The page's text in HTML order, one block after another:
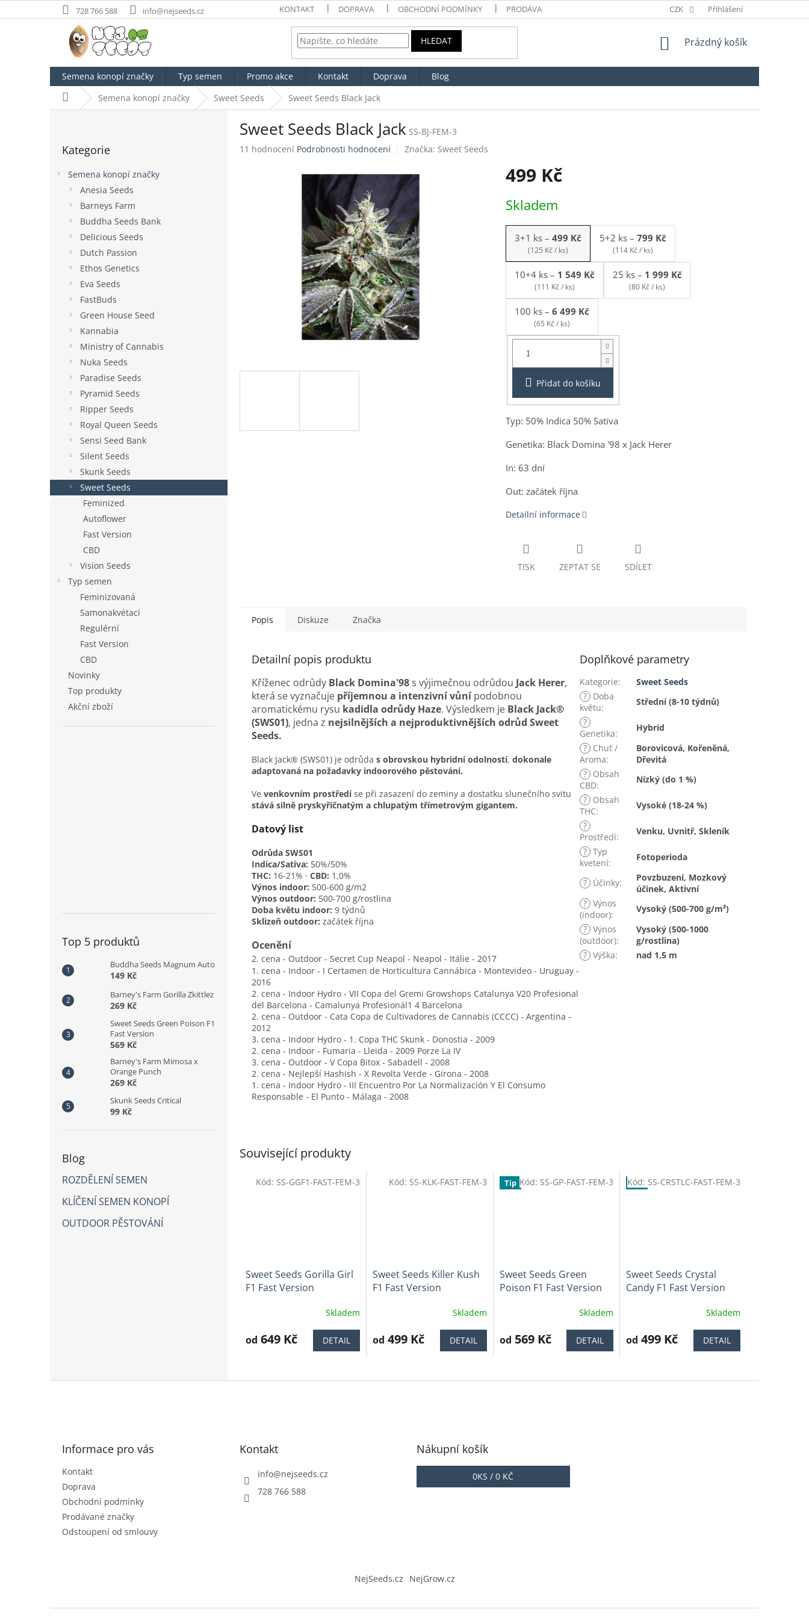
na
728 766 588 info@nejseeds.cz KONTAKT DOPRAVA OBCHODNÍ PODMÍNKY PRODÁVANÉ ZNAČKY ODSTOUPENÍ OD SMLOUVY
CZK Přihlášení
HLEDAT
NÁKUPNÍ
Prázdný košík
Semena konopí značky Typ semen Promo akce Kontakt Doprava
Blog
Domů Semena konopí značky Sweet Seeds Sweet Seeds Black Jack
kategorie
Kategorie
Semena konopí značky
Anesia Seeds
Barneys Farm
Buddha Seeds Bank
Delicious Seeds
Dutch Passion
Ethos Genetics
Eva Seeds
FastBuds
Green House Seed
Kannabia
Ministry of Cannabis
Nuka Seeds
Paradise Seeds
Pyramid Seeds
Ripper Seeds
Royal Queen Seeds
Sensi Seed Bank
Silent Seeds
Skunk Seeds
Sweet Seeds
Feminized
Autoflower
Fast Version
CBD
Vision Seeds
Typ semen
Feminizovaná
Samonakvétací
Regulérní
Fast Version
CBD
Novinky
Top produkty
Akční zboží
Top 5 produktů
Buddha Seeds Magnum Auto
149 Kč
Barney's Farm Gorilla Zkittlez
269 Kč
Sweet Seeds Green Poison F1
Fast Version
569 Kč
Barney's Farm Mimosa x
Orange Punch
269 Kč
Skunk Seeds Critical
99 Kč
Blog
ROZDĚLENÍ SEMEN
KLÍČENÍ SEMEN KONOPÍ
OUTDOOR PĚSTOVÁNÍ
Sweet Seeds Black Jack SS-BJ-FEM-3
Průměrné
11 hodnocení Podrobnosti hodnocení Značka: Sweet Seeds
499 Kč
cena:
Skladem
3+1 ks – 499 Kč
(125 Kč / ks)
5+2 ks – 799 Kč
(114 Kč / ks)
10+4 ks – 1 549 Kč
(111 Kč / ks)
25 ks – 1 999 Kč
(80 Kč / ks)
100 ks – 6 499 Kč
(65 Kč / ks)
Balení:
3+1ks
Přidat do košíku
Typ: 50% Indica 50% Sativa
Genetika: Black Domina '98 x Jack Herer
In: 63 dní
Out: začátek října
Detailní informace
TISK ZEPTAT SE SDÍLET
Související produkty
Sweet Seeds Gorilla Girl
F1 Fast Version
produktu
5
Skladem
od 649 Kč DETAIL
Kód: SS-GGF1-FAST-FEM-3
Sweet Seeds Killer Kush
F1 Fast Version
produktu
5
Skladem
od 499 Kč DETAIL
Kód: SS-KLK-FAST-FEM-3 Tip
Sweet Seeds Green
Poison F1 Fast Version
produktu
5
Skladem
od 569 Kč DETAIL
Kód: SS-GP-FAST-FEM-3 Tip
Sweet Seeds Crystal
Candy F1 Fast Version
produktu
5
Skladem
od 499 Kč DETAIL
Kód: SS-CRSTLC-FAST-FEM-3
Popis Diskuze Značka
Detailní popis produktu
Kříženec odrůdy Black Domina'98 s výjimečnou odrůdou Jack Herer,
která se vyznačuje příjemnou a intenzivní vůnípodobnou
aromatickému rysu kadidla odrůdy Haze. Výsledkem je Black Jack®
(SWS01), jedna z nejsilnějších a nejproduktivnějších odrůd Sweet
Seeds.
Black Jack® (SWS01) je odrůda s obrovskou hybridní odolností, dokonale
adaptovaná na požadavky indoorového pěstování.
Ve venkovním prostředíse při zasazení do zeminy a dostatku slunečního svitu
stává silně pryskyřičnatým a chlupatým třímetrovým gigantem.
Datový list
Odrůda SWS01
Indica/Sativa: 50%/50%
THC: 16-21% · CBD: 1,0%
Výnos indoor: 500-600 g/m2
Výnos outdoor: 500-700 g/rostlina
Doba květu indoor: 9 týdnů
Sklizeň outdoor: začátek října
Ocenění
2. cena - Outdoor - Secret Cup Neapol - Neapol - Itálie - 2017
1. cena - Indoor - I Certamen de Horticultura Cannábica - Montevideo - Uruguay -
2016
2. cena - Indoor Hydro - VII Copa del Gremi Growshops Catalunya V20 Profesional
del Barcelona - Camalunya Profesionál1 4 Barcelona
2. cena - Outdoor - Cata Copa de Cultivadores de Cannabis (CCCC) - Argentina -
2012
3. cena - Indoor Hydro - 1. Copa THC Skunk - Donostia - 2009
2. cena - Indoor - Fumaria - Lleida - 2009 Porze La IV
3. cena - Outdoor - V Copa Bitox - Sabadell - 2008
2. cena - Nejlepší Hashish - X Revolta Verde - Girona - 2008
1. cena - Indoor Hydro - III Encuentro Por La Normalización Y El Consumo
Responsable - El Punto - Málaga - 2008
Doplňkové parametry
Kategorie:
Sweet Seeds
? Doba
květu:
Střední (8-10 týdnů)
?
Genetika:
Hybrid
? Chuť /
Aroma:
Borovicová, Kořeněná,
Dřevitá
? Obsah
CBD:
Nízký (do 1 %)
? Obsah
THC:
Vysoké (18-24 %)
?
Prostředí:
Venku, Uvnitř, Skleník
? Typ
kvetení:
Fotoperioda
? Účinky:
Povzbuzení, Mozkový
účinek, Aktivní
? Výnos
(indoor):
Vysoký (500-700 g/m²)
? Výnos
(outdoor):
Vysoký (500-1000
g/rostlina)
? Výška: nad 1,5 m
Informace pro vás
Kontakt
Doprava
Obchodní podmínky
Prodávané značky
Odstoupení od smlouvy
Kontakt
info@nejseeds.cz
728 766 588
Nákupní košík
0KS /0 KČ
NejSeeds.cz NejGrow.cz